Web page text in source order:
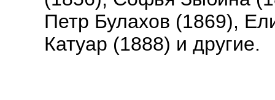
Петр Булахов (1869),
Катуар (1888) и другие.